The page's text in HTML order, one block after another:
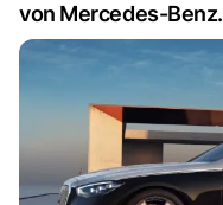
von Mercedes-Benz.